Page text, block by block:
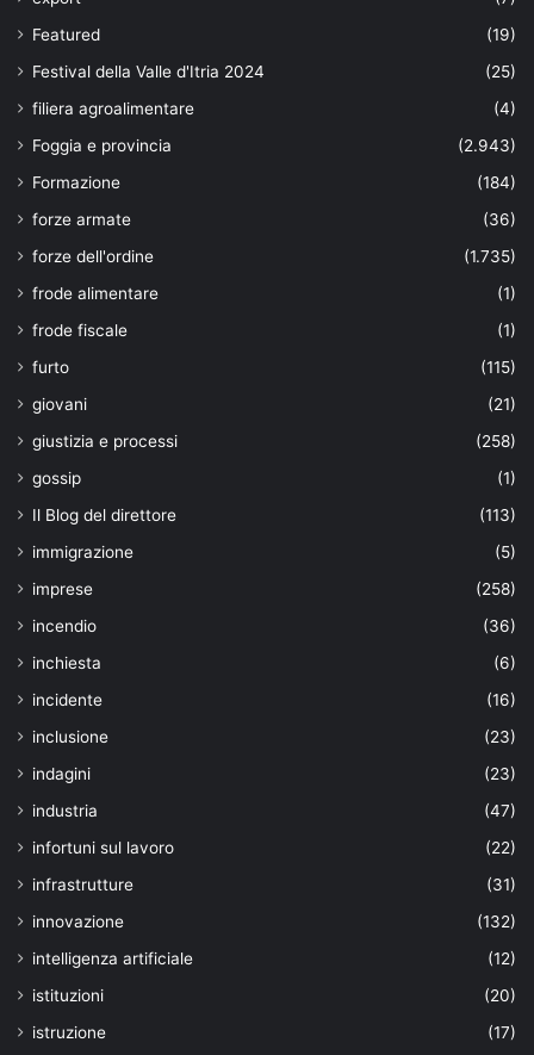
Featured
(19)
Festival della Valle d'Itria 2024
(25)
filiera agroalimentare
(4)
Foggia e provincia
(2.943)
Formazione
(184)
forze armate
(36)
forze dell'ordine
(1.735)
frode alimentare
(1)
frode fiscale
(1)
furto
(115)
giovani
(21)
giustizia e processi
(258)
gossip
(1)
Il Blog del direttore
(113)
immigrazione
(5)
imprese
(258)
incendio
(36)
inchiesta
(6)
incidente
(16)
inclusione
(23)
indagini
(23)
industria
(47)
infortuni sul lavoro
(22)
infrastrutture
(31)
innovazione
(132)
intelligenza artificiale
(12)
istituzioni
(20)
istruzione
(17)